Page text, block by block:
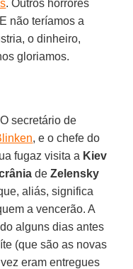
. Outros horrores
não teríamos a
o dinheiro,
gloriamos.
secretário de
, e o chefe do
fugaz visita a Kiev
deZelensky
aliás, significa
a vencerão. A
alguns dias antes
(que são as novas
eram entregues